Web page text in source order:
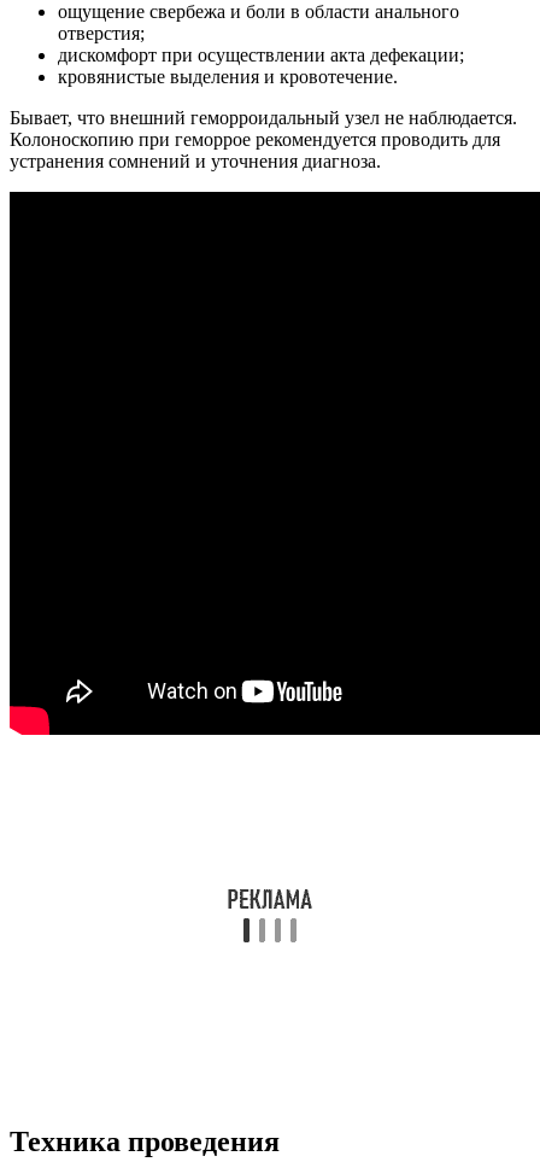
ощущение свербежа и боли в области анального
отверстия;
дискомфорт при осуществлении акта дефекации;
кровянистые выделения и кровотечение.
Бывает, что внешний геморроидальный узел не наблюдается.
Колоноскопию при геморрое рекомендуется проводить для
устранения сомнений и уточнения диагноза.
Техника проведения